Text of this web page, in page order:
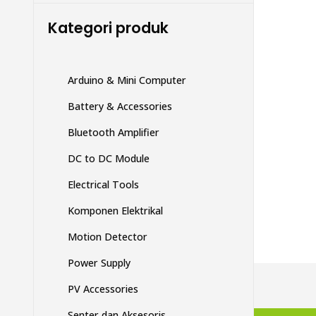
Kategori produk
Arduino & Mini Computer
Battery & Accessories
Bluetooth Amplifier
DC to DC Module
Electrical Tools
Komponen Elektrikal
Motion Detector
Power Supply
PV Accessories